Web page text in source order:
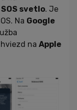
SOS svetlo. Je
Na Google
hviezd na Apple